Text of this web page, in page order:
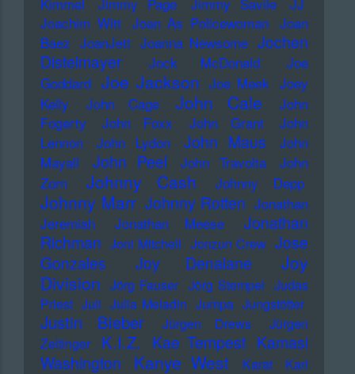
Joachim Witt Joan As Policewoman Joan
Baez JoanJett Joanna Newsome Jochen
Distelmayer
Jock McDonald
Joe
Goddard Joe Jackson Joe Meek Joey
Kelly
John Cage John Cale
John
Fogerty
John Foxx John Grant
John
Lennon
John Lydon John Maus
John
Mayall
John Peel John Travolta
John
Zorn
Johnny Cash Johnny Depp
Johnny Marr Johnny Rotten Jonathan
Jeremiah
Jonathan Meese
Jonathan
Richman Joni Mitchell Jonzun Crew Jose
Gonzales
Joy Denalane
Joy
Division Jörg Fauser Jörg Stempel Judas
Priest Juli Julia Meladin Jumpa Jungstötter
Justin Bieber Jürgen Drews
Jürgen
Zeltinger
K.I.Z. Kae Tempest Kamasi
Washington
Kanye West Karat
Karl